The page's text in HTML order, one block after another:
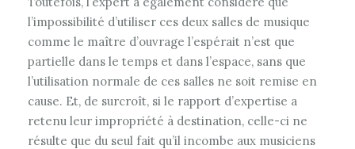
l’impossibilité d’utiliser ces deux salles de musique
comme le maître d’ouvrage l’espérait n’est que
partielle dans le temps et dans l’espace, sans que
l’utilisation normale de ces salles ne soit remise en
cause. Et, de surcroît, si le rapport d’expertise a
retenu leur impropriété à destination, celle-ci ne
résulte que du seul fait qu’il incombe aux musiciens